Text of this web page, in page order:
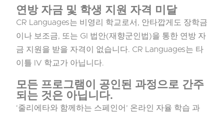
연방 자금 및 학생 지원 자격 미달
CR Languages는 비영리 학교로서, 안타깝게도 장학금
이나 보조금, 또는 GI 법안(재향군인법)을 통한 연방 자
금 지원을 받을 자격이 없습니다. CR Languages는 타
이틀 IV 학교가 아닙니다.
모든 프로그램이 공인된 과정으로 간주
되는 것은 아닙니다.
‘줄리에타와 함께하는 스페인어’ 온라인 자율 학습 과